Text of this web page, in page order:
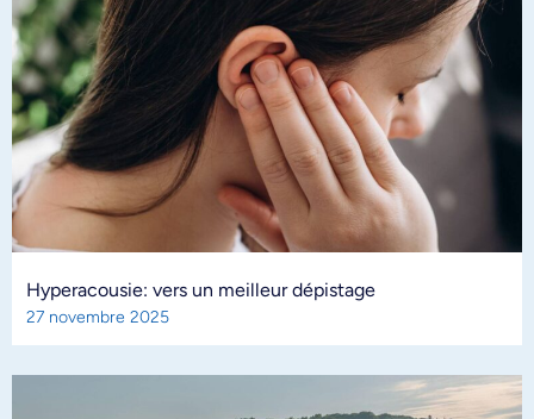
Hyperacousie: vers un meilleur dépistage
27 novembre 2025